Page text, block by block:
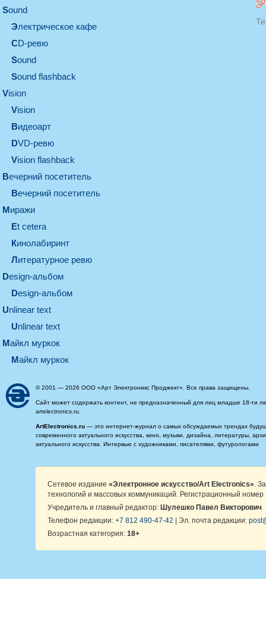
sound
электрическое кафе
CD-ревю
sound
Sound flashback
vision
vision
видеоарт
DVD-ревю
Vision flashback
вечерний посетитель
вечерний посетитель
миражи
et cetera
кинолабиринт
литературное ревю
design-альбом
design-альбом
unlinear text
Unlinear text
майкл муркок
майкл муркок
© 2001 — 2026 ООО «Арт Электроникс Проджект». Все права защищены.
Сайт может содержать контент, не предназначенный для лиц младше 18-ти
artelectronics.ru.
ArtElectronics.ru — это интернет-журнал о самых обсуждаемых трендах
современного актуального искусства, кино, музыки, дизайна, литературы,
актуального искусства. Интервью с художниками, писателями, футурологами
Сетевое издание «Электронное искусство/Art Electronics» .
технологий и массовых коммуникаций. Регистрационный
Учредитель и главный редактор: Шулешко Павел Викторович
Телефон редакции: +7 812 490-47-42 | Эл. почта редакции:
Возрастная категория: 18+